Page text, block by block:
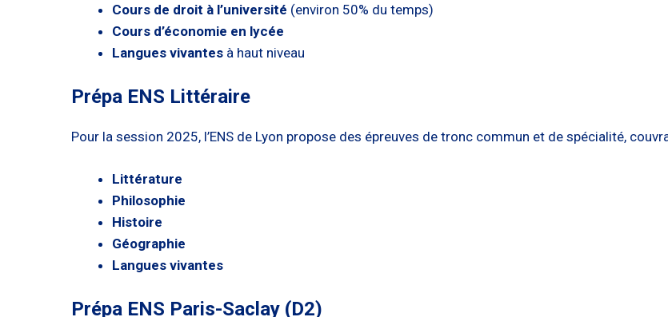
Cours de droit à l’université (environ 50% du temps)
Cours d’économie en lycée
Langues vivantes à haut niveau
Prépa ENS Littéraire
Pour la session 2025, l’ENS de Lyon propose des épreuves de tronc commun et de spécialité,
Littérature
Philosophie
Histoire
Géographie
Langues vivantes
Prépa ENS Paris-Saclay (D2)